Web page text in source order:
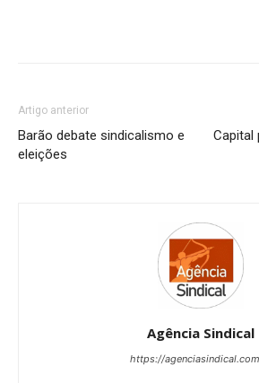
Artigo anterior
Barão debate sindicalismo e
eleições
Capital
Agência Sindical
https://